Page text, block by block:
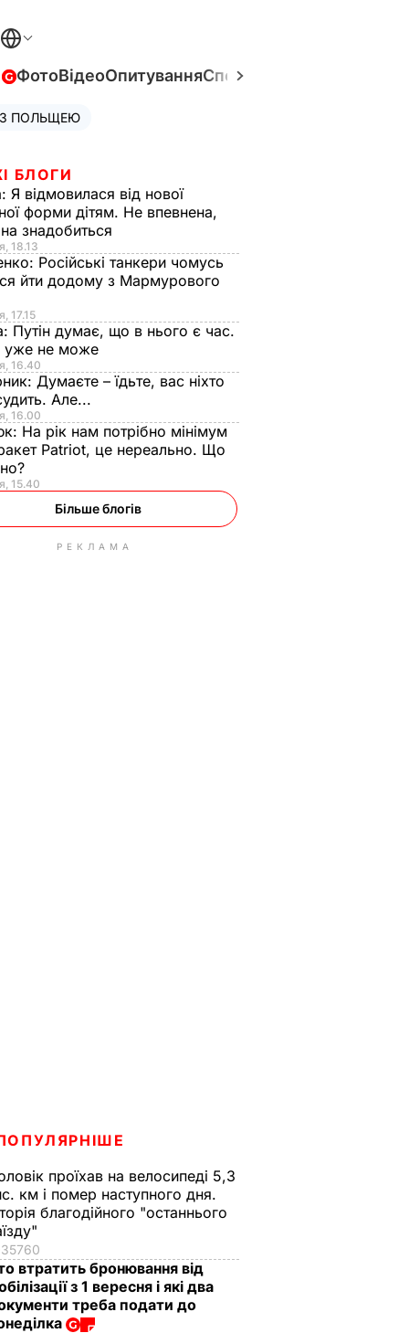
ФотоВідеоОпитуванняСпецпроєкти
ПОЛЬЩЕЮ
БЛОГИ
Я відмовилася від нової
форми дітям. Не впевнена,
знадобиться
18.13
Російські танкери чомусь
йти додому з Мармурового
17.15
Путін думає, що в нього є час.
уже не може
16.40
Думаєте – їдьте, вас ніхто
Але...
16.00
На рік нам потрібно мінімум
Patriot, це нереально. Що
15.40
Більше блогів
РЕКЛАМА
проїхав на велосипеді 5,3
км і помер наступного дня.
благодійного "останнього
35760
втратить бронювання від
з 1 вересня і які два
треба подати до